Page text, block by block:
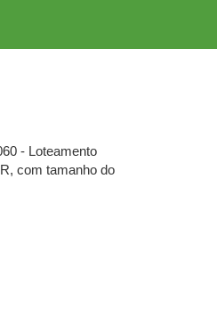
- Loteamento
com tamanho do